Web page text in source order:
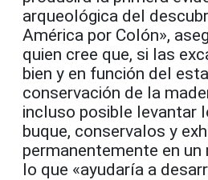
arqueológica del
América por Colón»,
quien cree que, si las
bien y en función del
conservación de la
incluso posible levantar
buque, conservalos y
permanentemente en un
lo que «ayudaría a